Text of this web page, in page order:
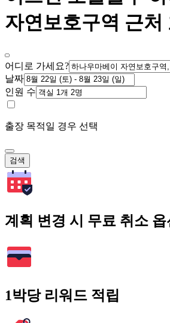
자연보호구역 근처
어디로 가세요?
날짜
인원 수
출장 목적일 경우 선택
검색
계획 변경 시 무료 취소
1박당 리워드 적립